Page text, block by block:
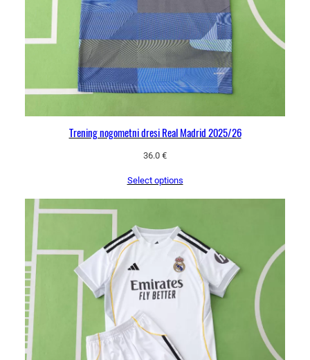
Trening nogometni dresi Real Madrid 2025/26
36.0 €
Select options